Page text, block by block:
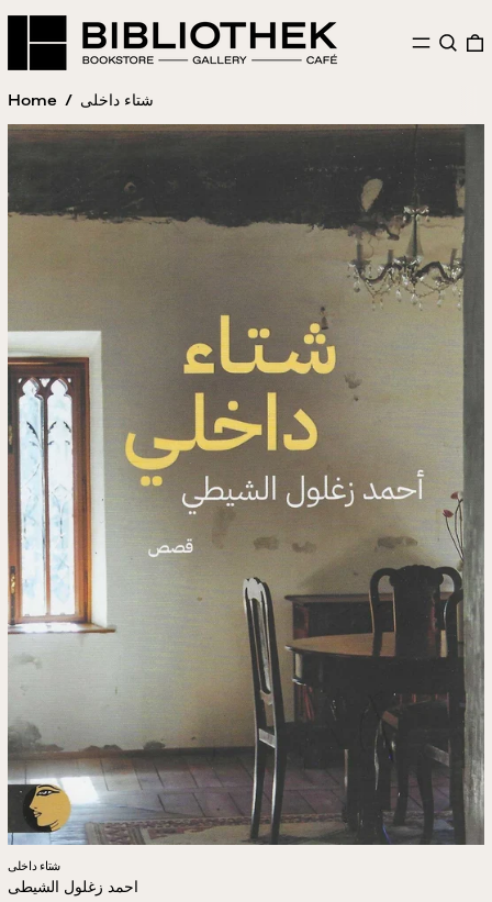
MENU
Home / شتاء داخلى
شتاء داخلى
احمد زغلول الشيطى